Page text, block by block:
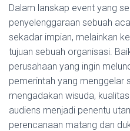
Dalam lanskap event yang
penyelenggaraan sebuah
sekadar impian, melainkan
tujuan sebuah organisasi.
perusahaan yang ingin
pemerintah yang menggelar
mengadakan wisuda,
audiens menjadi penentu
perencanaan matang dan